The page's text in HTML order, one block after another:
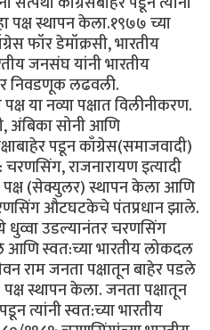
पक्ष स्थापन केला.१९७७ च्या
फॉर डेमॉक्रसी, भारतीय
जनसंघ यांनी भारतीय
निवडणूक लढवली.
या नव्या पक्षात विलीनीकरण.
अंबिका सोनी आणि
पडून काँग्रेस(समाजवादी)
चरणसिंग, राजनारायण इत्यादी
पक्ष (सेक्युलर) स्थापन केला आणि
औटघटकेचे पंतप्रधान झाले.
उडल्यानंतर चरणसिंग
स्वत:च्या भारतीय लोकदल
राम जनता पक्षातून बाहेर पडले
स्थापन केला. जनता पक्षातून
त्यांनी स्वत:च्या भारतीय